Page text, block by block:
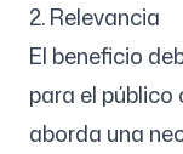
2. Relevancia
El beneficio
para el público
aborda una